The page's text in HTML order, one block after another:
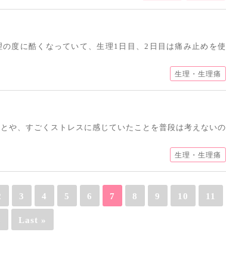
度に酷くなっていて、生理1日目、2日目は痛み止めを使
生理・生理痛
や、すごくストレスに感じていたことを普段は考えないの
生理・生理痛
3 4 5 6 7 8 9 10 11
Last »